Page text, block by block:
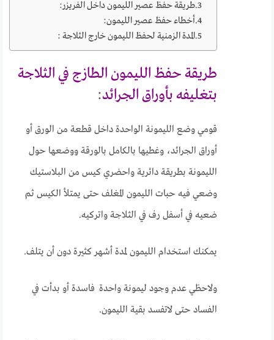
طريقة حفظ عصير الليمون داخل الفريزر:
أخطاء حفظ عصير الليمون:
المدة الزمنية لحفظ الليمون خارج الثلاجة :
طريقة حفظ الليمون الطازج في الثلاجة
بتغليفه بأوراق الجرائد:
قومي وضع الليمونة الواحدة داخل قطعة من الورق أو
أوراق الجرائد، وغطيها بالكامل بالورقة ووضعها حول
الليمونة بطريقة دائرية واحضري كيس من البلاستيك
وضعي فيه حبات الليمون المغلف حتى يمتلأ الكيس ثم
ضعيه في أسفل رف في الثلاجة واتركيه.
يمكنك استخدام الليمون لمدة أشهر كثيرة دون أن يتلف.
ولاحظي عدم وجود ليمونة واحدة فاسدة أو بدأت في
الفساد حتى لاتفسد بقية الليمون.